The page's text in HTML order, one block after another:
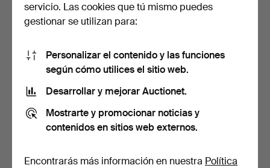
LOT SILVER, dos collares y
Subastado 23 feb 2026
59 USD
PAMELA WILSON (FÖDD
Subastado 23 feb 2026
159 USD
servicio. Las cookies que tú mismo puedes
gestionar se utilizan para:
Personalizar el contenido y las funciones
según cómo utilices el sitio web.
Desarrollar y mejorar Auctionet.
Mostrarte y promocionar noticias y
contenidos en sitios web externos.
Encontrarás más información en nuestra Política